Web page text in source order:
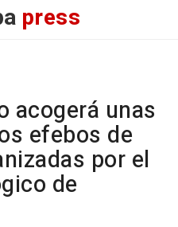
press
acogerá unas
efebos de
por el
de